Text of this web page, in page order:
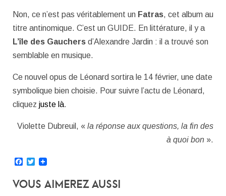
Non, ce n’est pas véritablement un Fatras, cet album au
titre antinomique. C’est un GUIDE. En littérature, il y a
L’île des Gauchers d’Alexandre Jardin : il a trouvé son
semblable en musique.
Ce nouvel opus de Léonard sortira le 14 février, une date
symbolique bien choisie. Pour suivre l’actu de Léonard,
cliquez juste là.
Violette Dubreuil, « la réponse aux questions, la fin des
à quoi bon ».
Facebook
Twitter
Vous Aimerez Aussi